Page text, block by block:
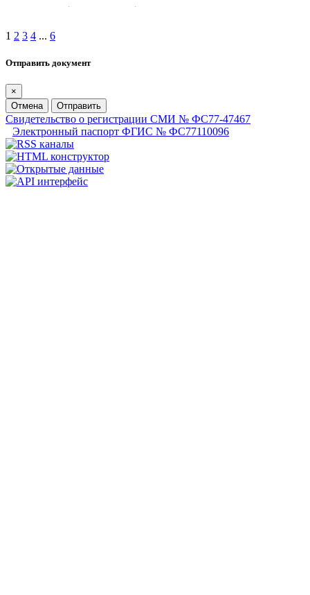
1 2 3 4 ... 6
Отправить документ
×
Отмена
Отправить
Свидетельство о регистрации СМИ № ФС77-47467
Электронный паспорт ФГИС № ФС77110096